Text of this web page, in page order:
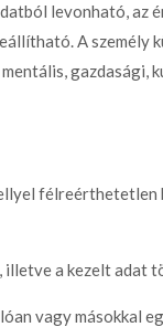
levonható, az
A személy
gazdasági,
félreérthetetlen
illetve a kezelt adat
vagy másokkal